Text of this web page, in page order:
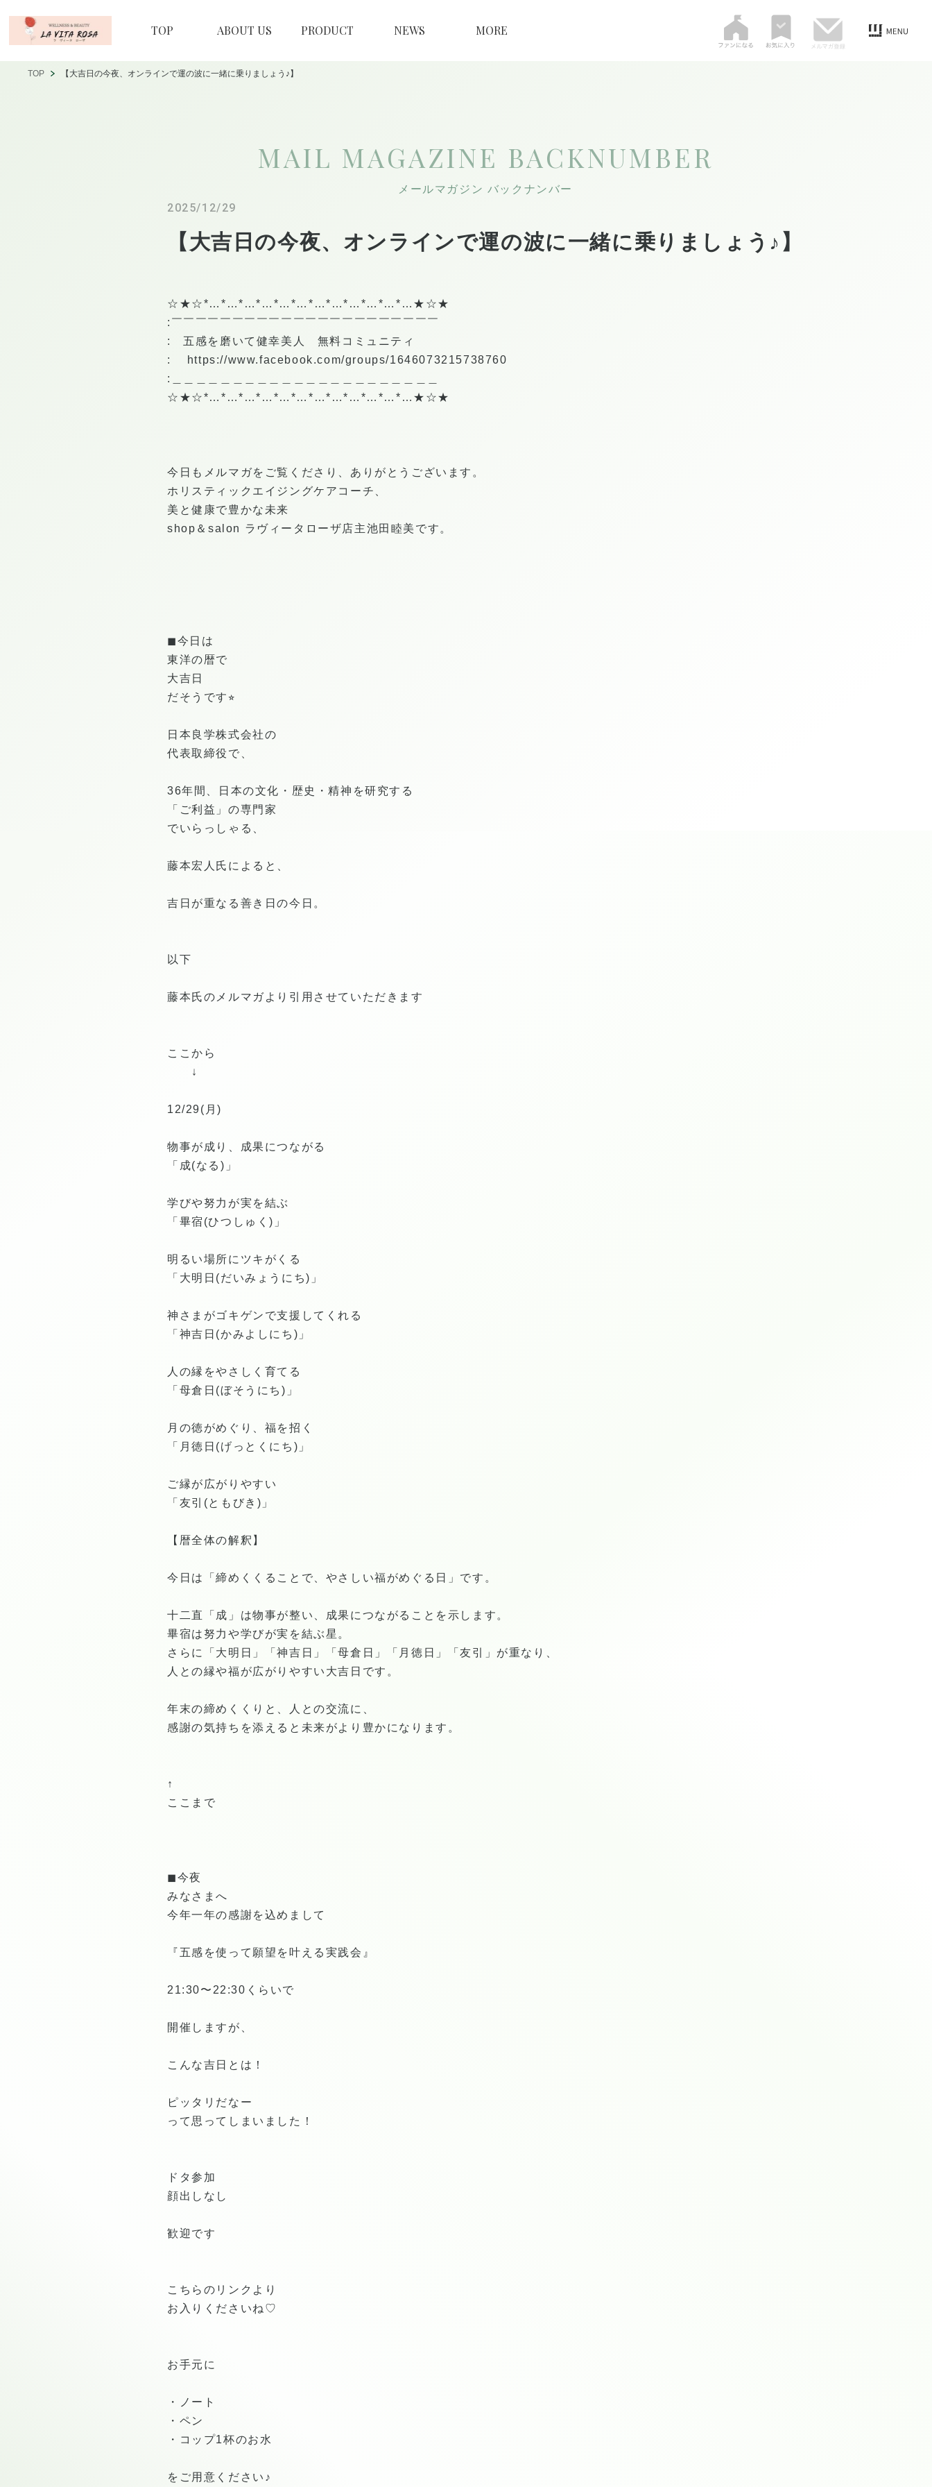
TOP ABOUT US PRODUCT NEWS MORE
TOP 【大吉日の今夜、オンラインで運の波に一緒に乗りましょう♪】
MAIL MAGAZINE BACKNUMBER
メールマガジン バックナンバー
2025/12/29
【大吉日の今夜、オンラインで運の波に一緒に乗りましょう♪】
☆★☆*…*…*…*…*…*…*…*…*…*…*…*…★☆★
:￣￣￣￣￣￣￣￣￣￣￣￣￣￣￣￣￣￣￣￣￣￣
: 五感を磨いて健幸美人 無料コミュニティ
:
https://www.facebook.com/groups/1646073215738760
:＿＿＿＿＿＿＿＿＿＿＿＿＿＿＿＿＿＿＿＿＿＿
☆★☆*…*…*…*…*…*…*…*…*…*…*…*…★☆★
今日もメルマガをご覧くださり、ありがとうございます。
ホリスティックエイジングケアコーチ、
美と健康で豊かな未来
shop＆salon ラヴィータローザ店主池田睦美です。
◼︎今日は
東洋の暦で
大吉日
だそうです⭐︎
日本良学株式会社の
代表取締役で、
36年間、日本の文化・歴史・精神を研究する
「ご利益」の専門家
でいらっしゃる、
藤本宏人氏によると、
吉日が重なる善き日の今日。
以下
藤本氏のメルマガより引用させていただきます
ここから
↓
12/29(月)
物事が成り、成果につながる
「成(なる)」
学びや努力が実を結ぶ
「畢宿(ひつしゅく)」
明るい場所にツキがくる
「大明日(だいみょうにち)」
神さまがゴキゲンで支援してくれる
「神吉日(かみよしにち)」
人の縁をやさしく育てる
「母倉日(ぼそうにち)」
月の徳がめぐり、福を招く
「月徳日(げっとくにち)」
ご縁が広がりやすい
「友引(ともびき)」
【暦全体の解釈】
今日は「締めくくることで、やさしい福がめぐる日」です。
十二直「成」は物事が整い、成果につながることを示します。
畢宿は努力や学びが実を結ぶ星。
さらに「大明日」「神吉日」「母倉日」「月徳日」「友引」が重なり、
人との縁や福が広がりやすい大吉日です。
年末の締めくくりと、人との交流に、
感謝の気持ちを添えると未来がより豊かになります。
↑
ここまで
◼︎今夜
みなさまへ
今年一年の感謝を込めまして
『五感を使って願望を叶える実践会』
21:30〜22:30くらいで
開催しますが、
こんな吉日とは！
ピッタリだなー
って思ってしまいました！
ドタ参加
顔出しなし
歓迎です
こちらのリンクより
お入りくださいね♡
お手元に
・ノート
・ペン
・コップ1杯のお水
をご用意ください♪